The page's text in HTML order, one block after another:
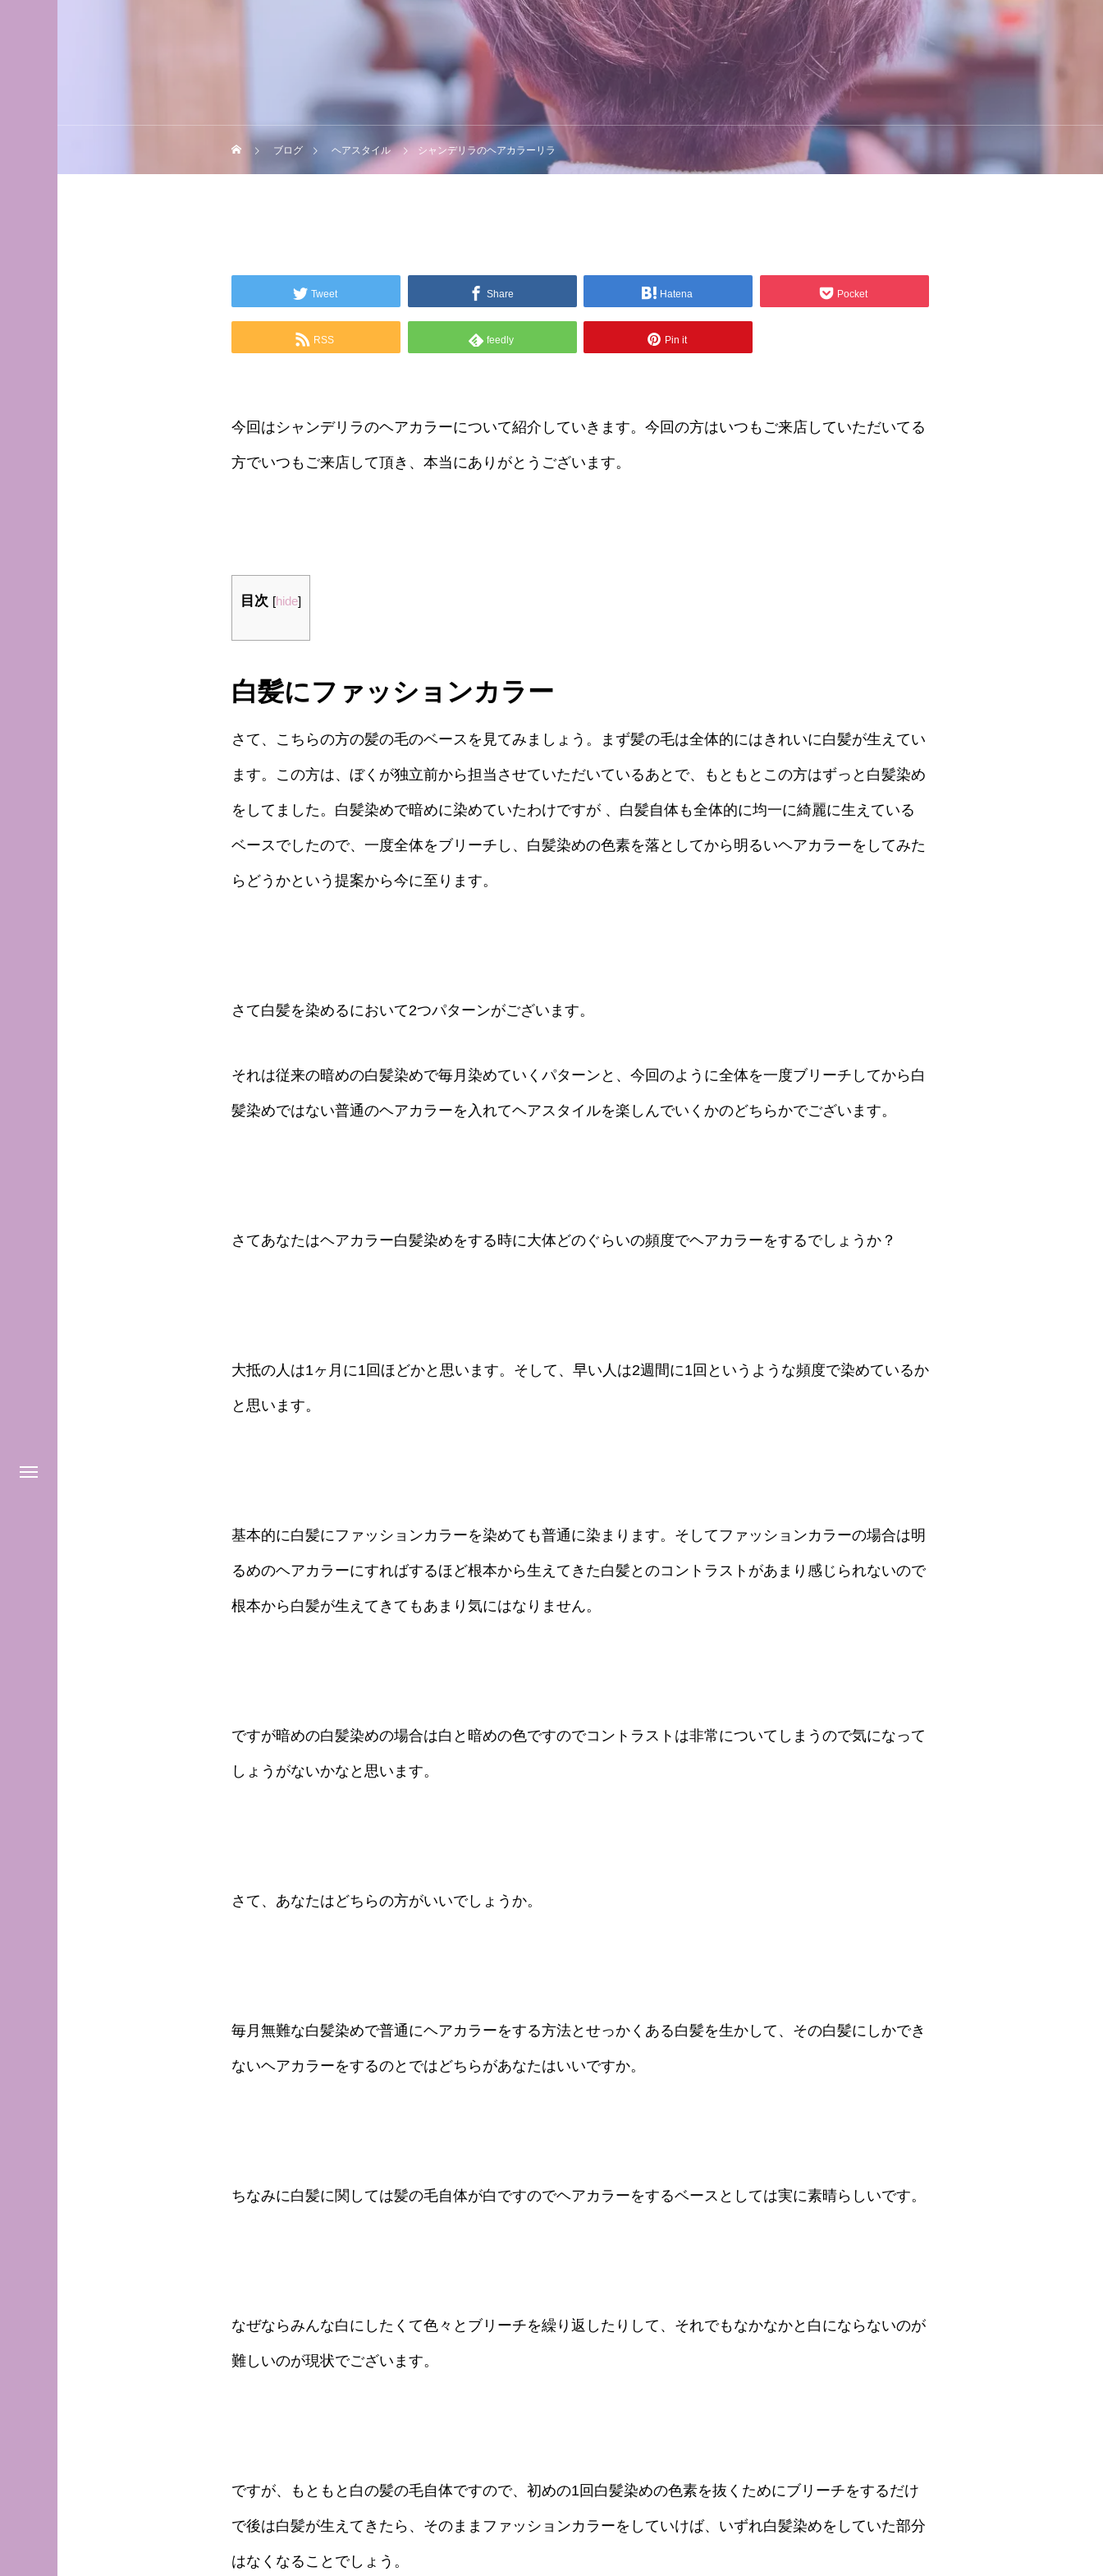
ブログ ヘアスタイル シャンデリラのヘアカラーリラ
Tweet Share Hatena Pocket
RSS feedly Pin it
今回はシャンデリラのヘアカラーについて紹介していきます。今回の方はいつもご来店していただいてる
方でいつもご来店して頂き、本当にありがとうございます。
目次 [hide]
白髪にファッションカラー
さて、こちらの方の髪の毛のベースを見てみましょう。まず髪の毛は全体的にはきれいに白髪が生えてい
ます。この方は、ぼくが独立前から担当させていただいているあとで、もともとこの方はずっと白髪染め
をしてました。白髪染めで暗めに染めていたわけですが 、白髪自体も全体的に均一に綺麗に生えている
ベースでしたので、一度全体をブリーチし、白髪染めの色素を落としてから明るいヘアカラーをしてみた
らどうかという提案から今に至ります。
さて白髪を染めるにおいて2つパターンがございます。
それは従来の暗めの白髪染めで毎月染めていくパターンと、今回のように全体を一度ブリーチしてから白
髪染めではない普通のヘアカラーを入れてヘアスタイルを楽しんでいくかのどちらかでございます。
さてあなたはヘアカラー白髪染めをする時に大体どのぐらいの頻度でヘアカラーをするでしょうか？
大抵の人は1ヶ月に1回ほどかと思います。そして、早い人は2週間に1回というような頻度で染めているか
と思います。
基本的に白髪にファッションカラーを染めても普通に染まります。そしてファッションカラーの場合は明
るめのヘアカラーにすればするほど根本から生えてきた白髪とのコントラストがあまり感じられないので
根本から白髪が生えてきてもあまり気にはなりません。
ですが暗めの白髪染めの場合は白と暗めの色ですのでコントラストは非常についてしまうので気になって
しょうがないかなと思います。
さて、あなたはどちらの方がいいでしょうか。
毎月無難な白髪染めで普通にヘアカラーをする方法とせっかくある白髪を生かして、その白髪にしかでき
ないヘアカラーをするのとではどちらがあなたはいいですか。
ちなみに白髪に関しては髪の毛自体が白ですのでヘアカラーをするベースとしては実に素晴らしいです。
なぜならみんな白にしたくて色々とブリーチを繰り返したりして、それでもなかなかと白にならないのが
難しいのが現状でございます。
ですが、もともと白の髪の毛自体ですので、初めの1回白髪染めの色素を抜くためにブリーチをするだけ
で後は白髪が生えてきたら、そのままファッションカラーをしていけば、いずれ白髪染めをしていた部分
はなくなることでしょう。